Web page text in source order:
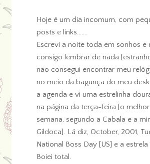
Hoje é um dia incomum, com
posts e links…….
Escrevi a noite toda em sonhos e
consigo lembrar de nada
não consegui encontrar meu
no meio da bagunça do meu
a agenda e vi uma estrelinha
na página da terça-feira [o
semana, segundo a Cabala e a
Gildoca]. Lá diz, October, 2001,
National Boss Day [US] e a
Boiei total.